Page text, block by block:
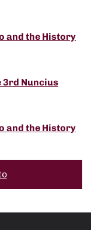
and the History
3rd Nuncius
and the History